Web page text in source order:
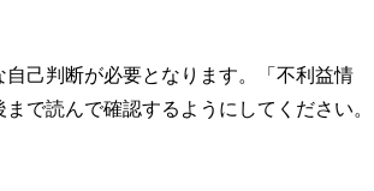
己判断が必要となります。「不利益情
で読んで確認するようにしてください。